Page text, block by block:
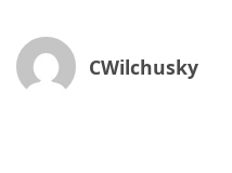
CWilchusky